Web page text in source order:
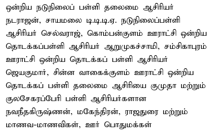
ஒன்றிய நடுநிலைப் பள்ளி தலைமை ஆசிரியர்
நடராஜன், சாயமலை டி.டி.டி.ஏ. நடுநிலைப்பள்ளி
ஆசிரியர் செல்வராஜ், கொம்பன்குளம் ஊராட்சி ஒன்றிய
தொடக்கப்பள்ளி ஆசிரியர் ஆறுமுகச்சாமி, சம்சிகாபுரம்
ஊராட்சி ஒன்றிய தொடக்கப் பள்ளி ஆசிரியர்
ஜெயகுமார், சின்ன வாகைக்குளம் ஊராட்சி ஒன்றிய
தொடக்கப் பள்ளி தலைமை ஆசிரியை குமுதா மற்றும்
குலசேகரப்பேரி பள்ளி ஆசிரியர்களான
நவநீதகிருஷ்ணன், மகேந்திரன், ராஜதுரை மற்றும்
மாணவ-மாணவிகள், ஊர் பொதுமக்கள்